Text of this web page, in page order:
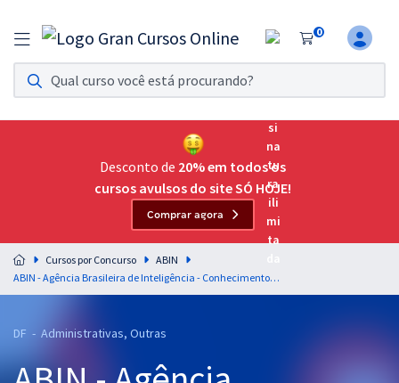
0
Assinatura Ilimitada 11
Acesso a todos os cursos. Teste grátis por 7 dias!
Assinatura OAB Até Passar
Acesso ilimitado a toda preparação para o Exame da
Residências Multiprofissionais
Preparação completa e intensiva para as principais
residências em saúde do Brasil
Desconto de 20% em todos os
cursos avulsos do site SÓ HOJE!
Comprar agora
Cursos por Concurso
ABIN
ABIN - Agência Brasileira de Inteligência - Conhecimentos Específicos para o cargo Oficial Técnico de Inteligência - Área: 4 (Pré-edital)
DF - Administrativas, Outras